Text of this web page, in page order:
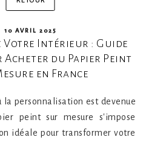
PUBLIÉ
LE
10 AVRIL 2025
Votre Intérieur : Guide
Acheter du Papier Peint
en France
la personnalisation est devenue
peint sur mesure s'impose
idéale pour transformer votre